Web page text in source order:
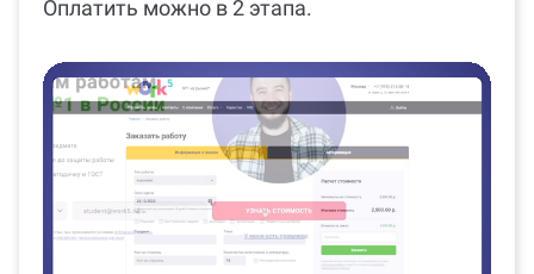
Оплатить можно в 2 этапа.